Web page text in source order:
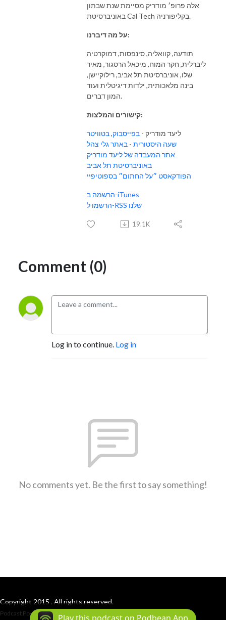
אלה פרופ׳ מודריק מסיימת שנת שבתון
באוניברסיטת Cal Tech בקליפורניה.
על מה דיברנו:
תודעה, קוואליה, סינפסות, דמוקרטיה
ליברלית, חקר המוח, מיכאל הרסגור, מאיר
שלו, אוניברסיטת תל אביב, רילוקיישן,
בינה מלאכותית, ילדות דיגיטלית ועוד
המון דברים.
קישורים והמלצות:
ליעד מודריק - בפייסבוק,בטוויטר
שעה היסטורית - באתר גלי צהל
אתר המעבדה של ליעד מודריק
באוניברסיטת תל אביב
הפודקאסט ״על החתום״ בספוטיפיי
הרשמה ב-iTunes
הרשמו ל-RSS שלנו
19.1K
Comment (0)
Log in to continue. Log in
No comments yet. Be the first to say something!
Copyright 2015 . All rights reserved.
Podcast Powered By Podbean